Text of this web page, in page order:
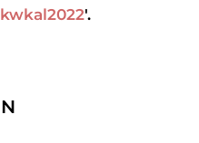
kwkal2022'.